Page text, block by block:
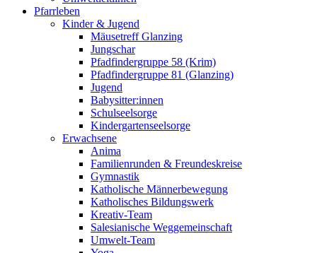
Pfarrleben
Kinder & Jugend
Mäusetreff Glanzing
Jungschar
Pfadfindergruppe 58 (Krim)
Pfadfindergruppe 81 (Glanzing)
Jugend
Babysitter:innen
Schulseelsorge
Kindergartenseelsorge
Erwachsene
Anima
Familienrunden & Freundeskreise
Gymnastik
Katholische Männerbewegung
Katholisches Bildungswerk
Kreativ-Team
Salesianische Weggemeinschaft
Umwelt-Team